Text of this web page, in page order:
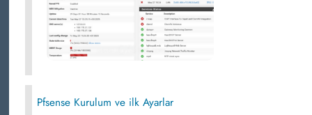
Pfsense Kurulum ve ilk Ayarlar